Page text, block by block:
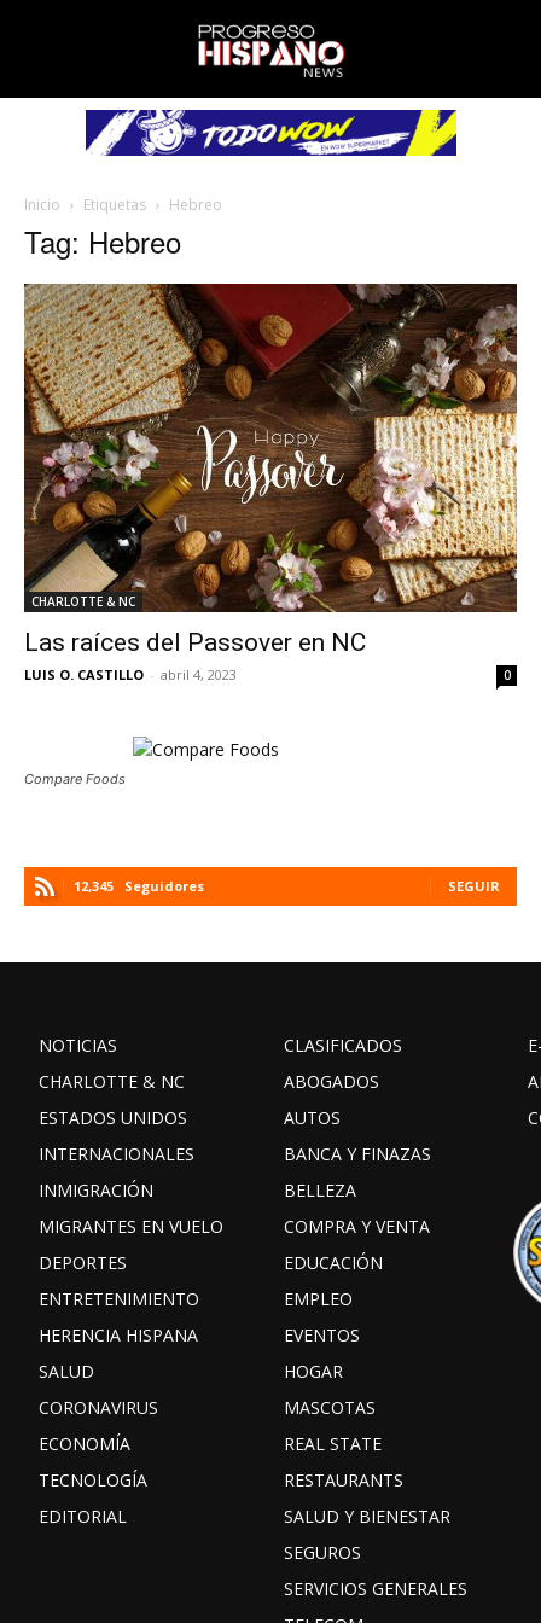
Inicio Etiquetas Hebreo
Tag: Hebreo
CHARLOTTE & NC
Las raíces del Passover en NC
LUIS O. CASTILLO - abril 4, 2023 0
Compare Foods
12,345 Seguidores SEGUIR
NOTICIAS
CHARLOTTE & NC
ESTADOS UNIDOS
INTERNACIONALES
INMIGRACIÓN
MIGRANTES EN VUELO
DEPORTES
ENTRETENIMIENTO
HERENCIA HISPANA
SALUD
CORONAVIRUS
ECONOMÍA
TECNOLOGÍA
EDITORIAL
CLASIFICADOS
ABOGADOS
AUTOS
BANCA Y FINAZAS
BELLEZA
COMPRA Y VENTA
EDUCACIÓN
EMPLEO
EVENTOS
HOGAR
MASCOTAS
REAL STATE
RESTAURANTS
SALUD Y BIENESTAR
SEGUROS
SERVICIOS GENERALES